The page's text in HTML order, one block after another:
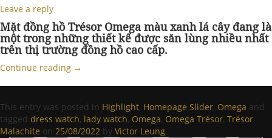
Leave a reply
Mặt đồng hồ Trésor Omega màu xanh lá cây đang là
một trong những thiết kế được săn lùng nhiều nhất
trên thị trường đồng hồ cao cấp.
Continue reading →
This entry was posted in Highlight, Homepage Slider, Omega and
tagged dress watch, lady watch, Omega, Omega Trésor, Trésor
Malachite on 25/08/2022 by Victor Leung.